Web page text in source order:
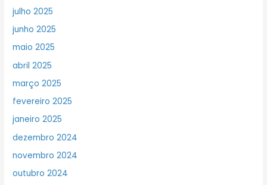
julho 2025
junho 2025
maio 2025
abril 2025
março 2025
fevereiro 2025
janeiro 2025
dezembro 2024
novembro 2024
outubro 2024